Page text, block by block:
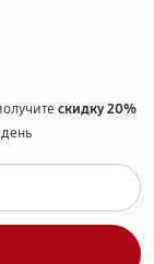
скидку 20%